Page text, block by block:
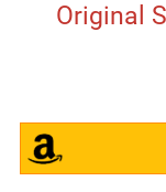
Original